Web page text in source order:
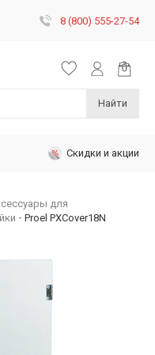
8 (800) 555-27-54
Найти
Скидки и акции
для
Proel PXCover18N